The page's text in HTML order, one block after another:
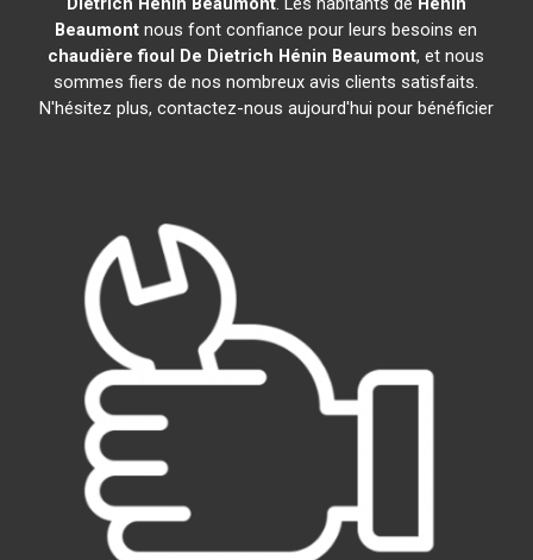
Beaumont nous font confiance pour leurs besoins en
chaudière fioul De Dietrich Hénin Beaumont, et nous
sommes fiers de nos nombreux avis clients satisfaits.
N'hésitez plus, contactez-nous aujourd'hui pour bénéficier